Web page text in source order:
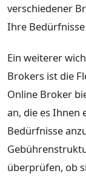
verschiedener
Ihre
Ein weiterer
Brokers ist die
Online Broker
an, die es Ihnen
Bedürfnisse
überprüfen, ob